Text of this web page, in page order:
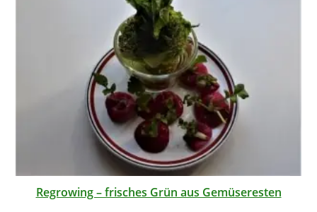
Regrowing – frisches Grün aus Gemüseresten